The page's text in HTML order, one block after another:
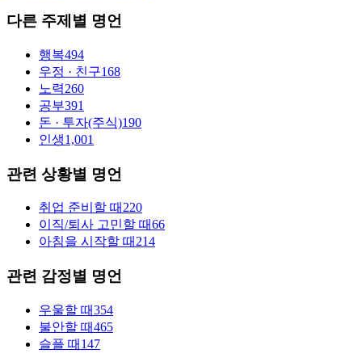
다른 주제별 명언
행복494
우정 · 친구168
노력260
공부391
돈 · 투자(주식)190
인생1,001
관련 상황별 명언
취업 준비할 때 220
이직/퇴사 고민할 때66
아침을 시작할 때 214
관련 감정별 명언
우울할 때354
불안할 때465
슬플 때 147